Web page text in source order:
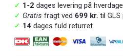
✓ 1-2 dages levering på hverdage
✓ Gratis fragt ved 699 kr. til GLS
✓ 14dages fuld returret